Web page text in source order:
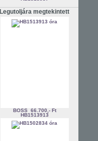
Legutoljára megtekintett
BOSS 66.700,- Ft
HB1513913